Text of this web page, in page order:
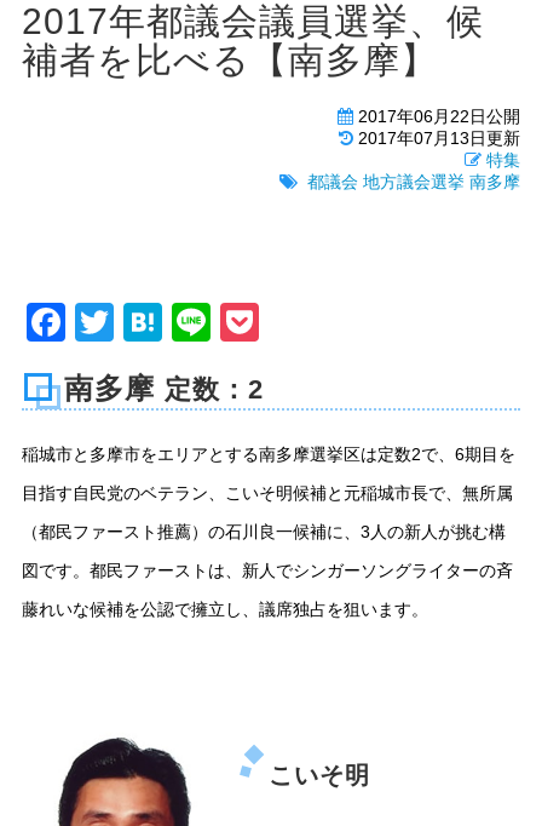
2017年都議会議員選挙、候
補者を比べる【南多摩】
2017年06月22日公開
2017年07月13日更新
特集
都議会 地方議会選挙 南多摩
Facebook
Twitter
Hatena
Line
南多摩 定数：2
稲城市と多摩市をエリアとする南多摩選挙区は定数2で、6期目を
目指す自民党のベテラン、こいそ明候補と元稲城市長で、無所属
（都民ファースト推薦）の石川良一候補に、3人の新人が挑む構
図です。都民ファーストは、新人でシンガーソングライターの斉
藤れいな候補を公認で擁立し、議席独占を狙います。
こいそ明